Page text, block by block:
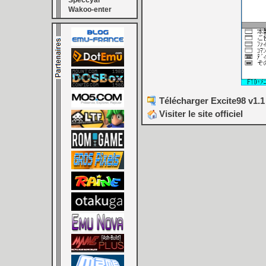
Wakoo-enter
Télécharger Excite98
Visiter le site officiel